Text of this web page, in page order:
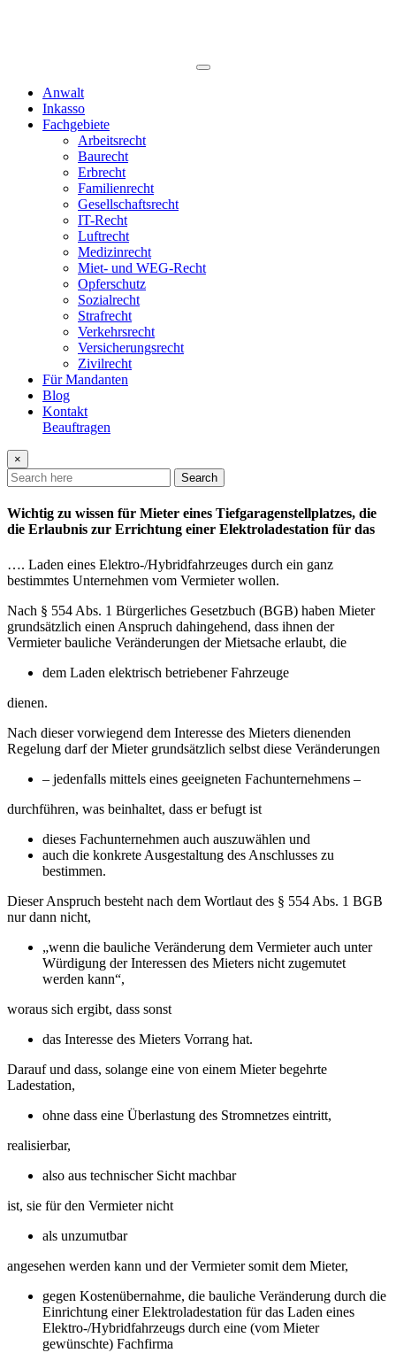
Anwalt
Inkasso
Fachgebiete
Arbeitsrecht
Baurecht
Erbrecht
Familienrecht
Gesellschaftsrecht
IT-Recht
Luftrecht
Medizinrecht
Miet- und WEG-Recht
Opferschutz
Sozialrecht
Strafrecht
Verkehrsrecht
Versicherungsrecht
Zivilrecht
Für Mandanten
Blog
Kontakt
Beauftragen
×
Search
Wichtig zu wissen für Mieter eines Tiefgaragenstellplatzes, die
die Erlaubnis zur Errichtung einer Elektroladestation für das
…. Laden eines Elektro-/Hybridfahrzeuges durch ein ganz
bestimmtes Unternehmen vom Vermieter wollen.
Nach § 554 Abs. 1 Bürgerliches Gesetzbuch (BGB) haben Mieter
grundsätzlich einen Anspruch dahingehend, dass ihnen der
Vermieter bauliche Veränderungen der Mietsache erlaubt, die
dem Laden elektrisch betriebener Fahrzeuge
dienen.
Nach dieser vorwiegend dem Interesse des Mieters dienenden
Regelung darf der Mieter grundsätzlich selbst diese Veränderungen
– jedenfalls mittels eines geeigneten Fachunternehmens –
durchführen, was beinhaltet, dass er befugt ist
dieses Fachunternehmen auch auszuwählen und
auch die konkrete Ausgestaltung des Anschlusses zu
bestimmen.
Dieser Anspruch besteht nach dem Wortlaut des § 554 Abs. 1 BGB
nur dann nicht,
„wenn die bauliche Veränderung dem Vermieter auch unter
Würdigung der Interessen des Mieters nicht zugemutet
werden kann“,
woraus sich ergibt, dass sonst
das Interesse des Mieters Vorrang hat.
Darauf und dass, solange eine von einem Mieter begehrte
Ladestation,
ohne dass eine Überlastung des Stromnetzes eintritt,
realisierbar,
also aus technischer Sicht machbar
ist, sie für den Vermieter nicht
als unzumutbar
angesehen werden kann und der Vermieter somit dem Mieter,
gegen Kostenübernahme, die bauliche Veränderung durch die
Einrichtung einer Elektroladestation für das Laden eines
Elektro-/Hybridfahrzeugs durch eine (vom Mieter
gewünschte) Fachfirma